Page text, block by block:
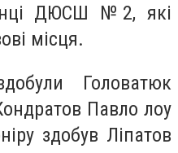
ДЮСШ №2, які
місця.
Головатюк
Павло лоу
здобув Ліпатов